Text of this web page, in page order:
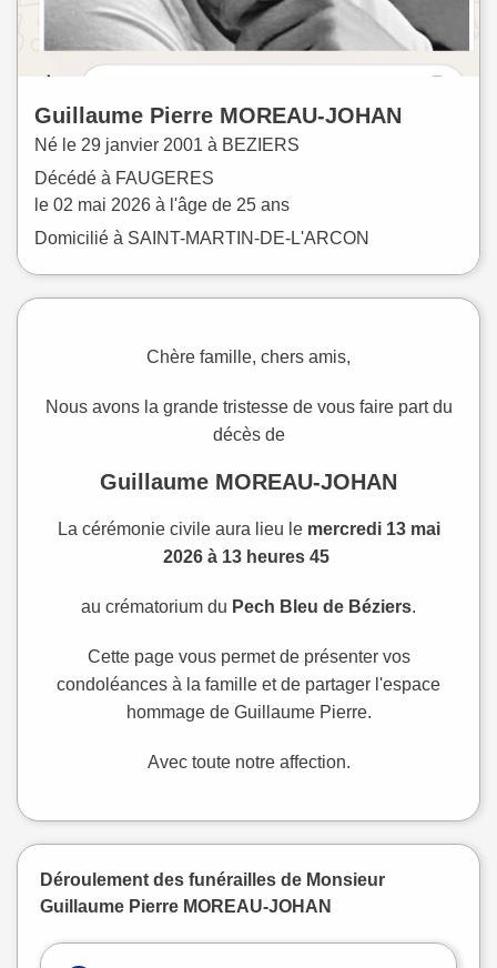
Guillaume Pierre MOREAU-JOHAN
Né le 29 janvier 2001 à BEZIERS
Décédé à FAUGERES
le 02 mai 2026 à l'âge de 25 ans
Domicilié à SAINT-MARTIN-DE-L'ARCON
Chère famille, chers amis,
Nous avons la grande tristesse de vous faire part du
décès de
Guillaume MOREAU-JOHAN
La cérémonie civile aura lieu le mercredi 13 mai
2026 à 13 heures 45
au crématorium du Pech Bleu de Béziers.
Cette page vous permet de présenter vos
condoléances à la famille et de partager l'espace
hommage de Guillaume Pierre.
Avec toute notre affection.
Déroulement des funérailles de Monsieur
Guillaume Pierre MOREAU-JOHAN